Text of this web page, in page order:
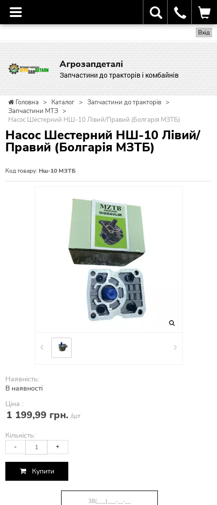
Вхід
Агрозапдеталі
Запчастини до тракторів і комбайнів
Головна > Каталог > Запчастини до тракторів >
Запчастини МТЗ >
Насос Шестерний НШ-10 Лівий/Правий (Болгарія МЗТБ)
Насос Шестерний НШ-10 Лівий/
Правий (Болгарія МЗТБ)
Код товару: Нш-10 МЗТБ
Наявність:
В наявності
Ціна :
1 199,99 грн. /шт
Кількість:
- +
Купити